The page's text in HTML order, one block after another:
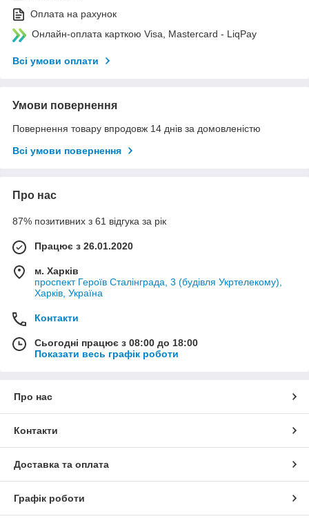
Оплата на рахунок
Онлайн-оплата карткою Visa, Mastercard - LiqPay
Всі умови оплати
Умови повернення
Повернення товару впродовж 14 днів за домовленістю
Всі умови повернення
Про нас
87% позитивних з 61 відгука за рік
Працює з 26.01.2020
м. Харків
проспект Героїв Сталінграда, 3 (будівля Укртелекому),
Харків, Україна
Контакти
Сьогодні працює з 08:00 до 18:00
Показати весь графік роботи
Про нас
Контакти
Доставка та оплата
Графік роботи